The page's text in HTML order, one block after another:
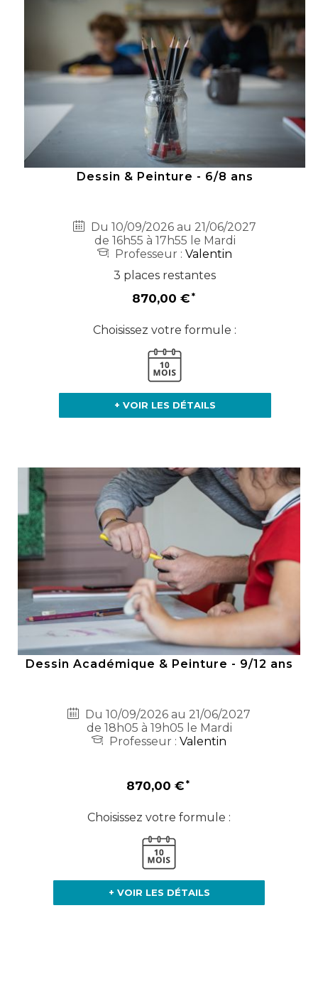
Dessin & Peinture - 6/8 ans
Du 10/09/2026 au 21/06/2027
de 16h55 à 17h55 le Mardi
Professeur :Valentin
3 places restantes
870,00 €
Choisissez votre formule :
+ VOIR LES DÉTAILS
Dessin Académique & Peinture - 9/12 ans
Du 10/09/2026 au 21/06/2027
de 18h05 à 19h05 le Mardi
Professeur : Valentin
870,00 €
Choisissez votre formule :
+ VOIR LES DÉTAILS